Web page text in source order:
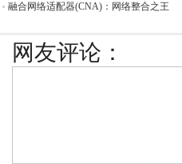
融合网络适配器(CNA)：网络整合之王
网友评论：